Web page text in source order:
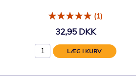
(1)
32,95 DKK
LÆG I KURV